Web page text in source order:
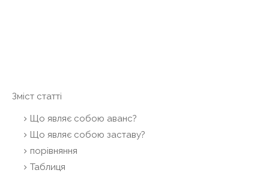
Зміст статті
Що являє собою аванс?
Що являє собою заставу?
порівняння
Таблиця